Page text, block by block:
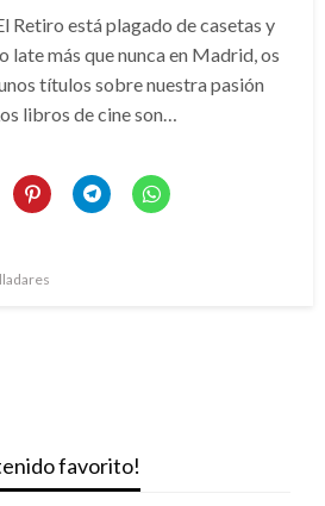
Retiro está plagado de casetas y
late más que nunca en Madrid, os
títulos sobre nuestra pasión
libros de cine son…
favorito!